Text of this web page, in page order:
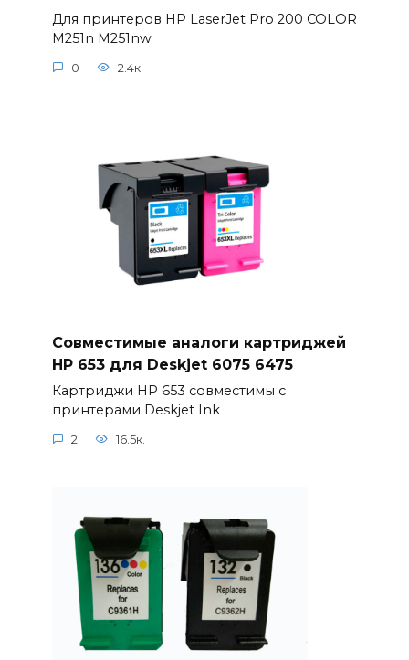
Для принтеров HP LaserJet Pro 200 COLOR
M251n M251nw
0 2.4к.
Совместимые аналоги картриджей
HP 653 для Deskjet 6075 6475
Картриджи HP 653 совместимы с
принтерами Deskjet Ink
2 16.5к.